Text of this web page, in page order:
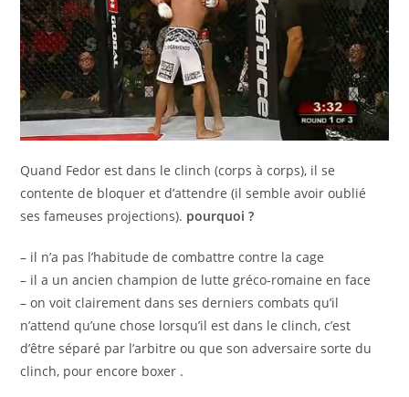
Quand Fedor est dans le clinch (corps à corps), il se
contente de bloquer et d’attendre (il semble avoir oublié
ses fameuses projections). pourquoi ?
– il n’a pas l’habitude de combattre contre la cage
– il a un ancien champion de lutte gréco-romaine en face
– on voit clairement dans ses derniers combats qu’il
n’attend qu’une chose lorsqu’il est dans le clinch, c’est
d’être séparé par l’arbitre ou que son adversaire sorte du
clinch, pour encore boxer .